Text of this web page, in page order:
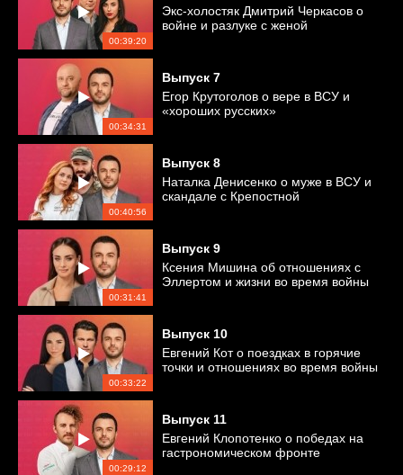
00:39:20
Экс-холостяк Дмитрий Черкасов о
войне и разлуке с женой
00:34:31
Выпуск 7
Егор Крутоголов о вере в ВСУ и
«хороших русских»
00:40:56
Выпуск 8
Наталка Денисенко о муже в ВСУ и
скандале с Крепостной
00:31:41
Выпуск 9
Ксения Мишина об отношениях с
Эллертом и жизни во время войны
00:33:22
Выпуск 10
Евгений Кот о поездках в горячие
точки и отношениях во время войны
00:29:12
Выпуск 11
Евгений Клопотенко о победах на
гастрономическом фронте